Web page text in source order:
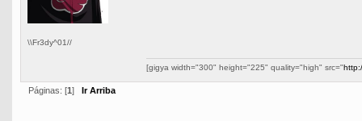
\\Fr3dy^01//
[gigya width="300" height="225" quality="high" src="
Páginas: [1 ] Ir Arriba